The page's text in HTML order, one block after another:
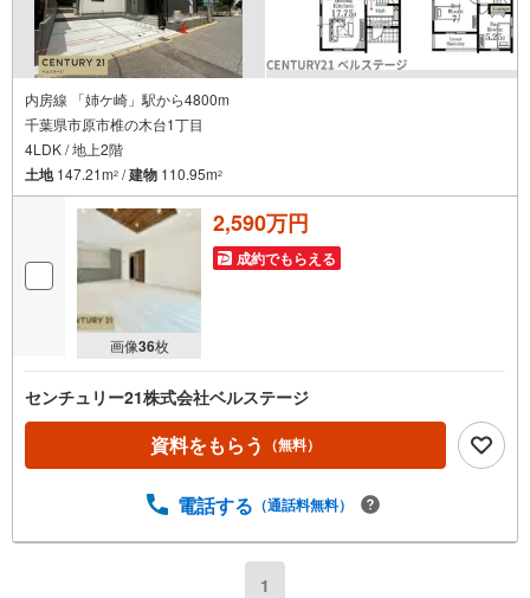
内房線 「姉ケ崎」駅から4800m
千葉県市原市椎の木台1丁目
4LDK / 地上2階
土地147.21m2 /建物 110.95m2
画像36枚
2,590万円
成約でもらえる
センチュリー21株式会社ベルステージ
資料をもらう （無料）
電話する （通話料無料）
1